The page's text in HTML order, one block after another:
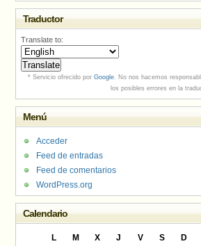
Traductor
Translate to:
* Servicio ofrecido por Google. No nos hacemos
los posibles errores en la
Menú
Acceder
Feed de entradas
Feed de comentarios
WordPress.org
Calendario
L M X J V S
D